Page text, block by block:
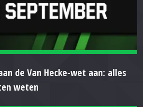
de Van Hecke-wet aan: alles
weten